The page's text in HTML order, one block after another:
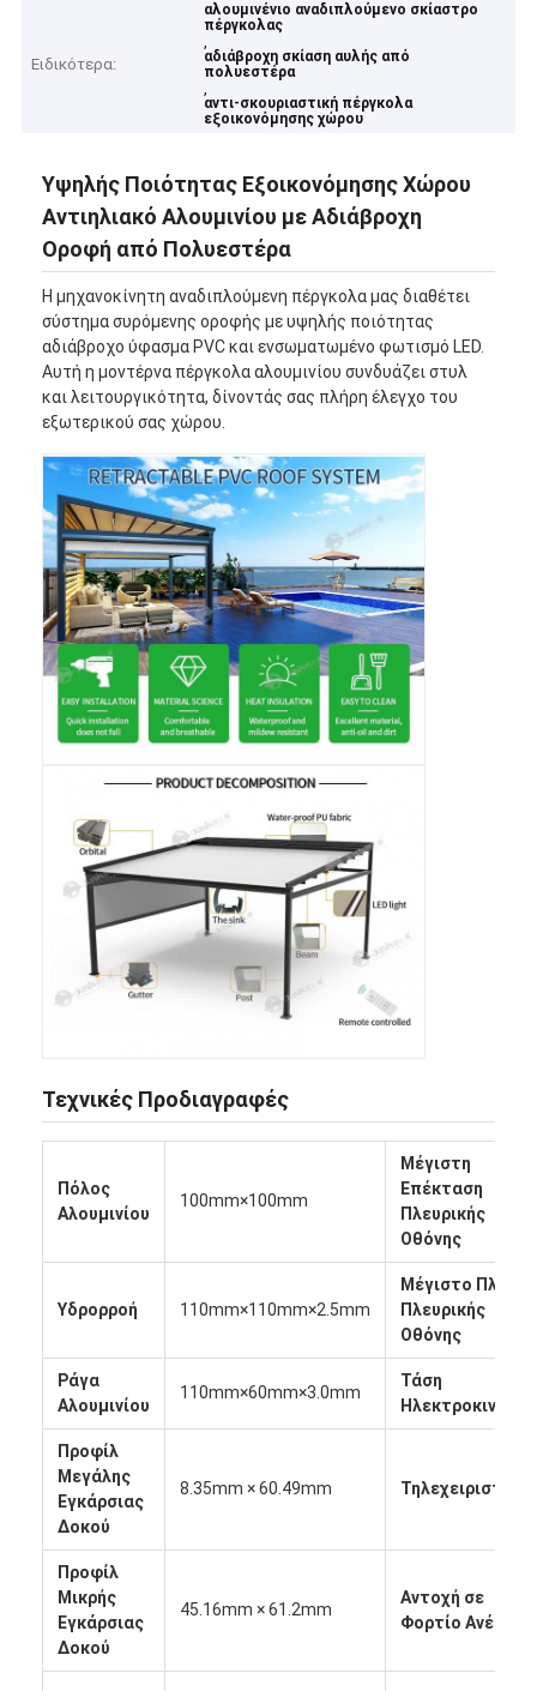
Βίντεο
Σχετικά με εμάς
Επισκεψή εργοστασίου
Μιλήστε τώρα.
Πέργκολα Louvered αργιλίου
Μηχανοποιημένη πέργκολα αργιλίου
Περγόλα από συρρικνώσιμο ύφασμα
Εισελκόμενο awning
Ειδικότερα:
αλουμινένιο αναδιπλούμενο σκίαστρο
πέργκολας
,
αδιάβροχη σκίαση αυλής από
πολυεστέρα
,
αντι-σκουριαστική πέργκολα
εξοικονόμησης χώρου
Υψηλής Ποιότητας Εξοικονόμησης Χώρου
Αντιηλιακό Αλουμινίου με Αδιάβροχη
Οροφή από Πολυεστέρα
Η μηχανοκίνητη αναδιπλούμενη πέργκολα μας διαθέτει
σύστημα συρόμενης οροφής με υψηλής ποιότητας
αδιάβροχο ύφασμα PVC και ενσωματωμένο φωτισμό LED.
Αυτή η μοντέρνα πέργκολα αλουμινίου συνδυάζει στυλ
και λειτουργικότητα, δίνοντάς σας πλήρη έλεγχο του
εξωτερικού σας χώρου.
Τεχνικές Προδιαγραφές
Πόλος
Αλουμινίου
100mm×100mm
Μέγιστη
Επέκταση
Πλευρικής
Οθόνης
Υδρορροή 110mm×110mm×2.5mm
Μέγιστο
Πλευρικής
Οθόνης
Ράγα
Αλουμινίου
110mm×60mm×3.0mm
Τάση
Προφίλ
Μεγάλης
Εγκάρσιας
Δοκού
8.35mm × 60.49mm
Προφίλ
Μικρής
Εγκάρσιας
Δοκού
45.16mm × 61.2mm
Αντοχή σε
Φορτίο Ανέμου